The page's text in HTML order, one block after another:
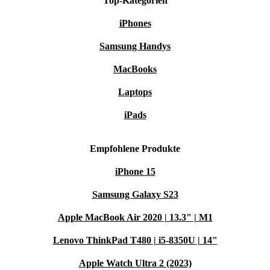
Komfort & Sicherheit im Alltag
Entsperre dein Handy bequem per Fingerabdrucksensor im
Viele smarte Sensoren unterstützen dich beim Navigieren, Messen
Warum ein refurbished Oppo Reno 10 5G?
gereinigt und technisch auf Herz und Nieren getestet.
Langlebig und leistungsstark – für ein
unbeschwertes Smartphone-Erlebnis.
Garantie auf dein Gerät.
30 Tage kostenlos testen:Teste das Smartphone in Ruhe. Nicht
iPhones
Samsung Handys
MacBooks
Laptops
iPads
Empfohlene Produkte
iPhone 15
Samsung Galaxy S23
Apple MacBook Air 2020 | 13.3" | M1
Lenovo ThinkPad T480 | i5-8350U | 14"
Apple Watch Ultra 2 (2023)